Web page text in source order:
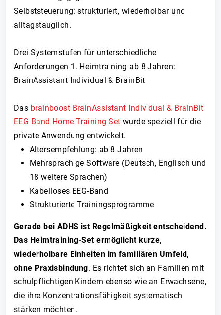
Selbststeuerung: strukturiert, wiederholbar und
alltagstauglich.
Drei Systemstufen für unterschiedliche
Anforderungen 1. Heimtraining ab 8 Jahren:
BrainAssistant Individual & BrainBit
Das brainboost BrainAssistant Individual & BrainBit
EEG Band Home Training Set wurde speziell für die
private Anwendung entwickelt.
Altersempfehlung: ab 8 Jahren
Mehrsprachige Software (Deutsch, Englisch und
18 weitere Sprachen)
Kabelloses EEG-Band
Strukturierte Trainingsprogramme
Gerade bei ADHS ist Regelmäßigkeit entscheidend.
Das Heimtraining-Set ermöglicht kurze,
wiederholbare Einheiten im familiären Umfeld,
ohne Praxisbindung. Es richtet sich an Familien mit
schulpflichtigen Kindern ebenso wie an Erwachsene,
die ihre Konzentrationsfähigkeit systematisch
stärken möchten.